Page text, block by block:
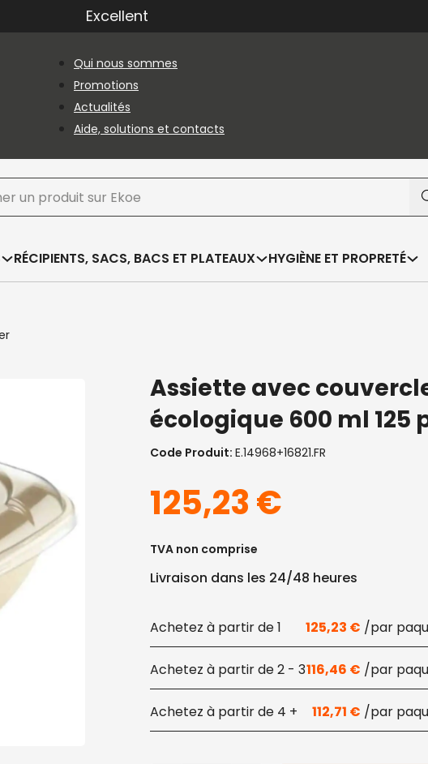
Excellent
Qui nous sommes
Promotions
Actualités
Aide, solutions et contacts
RÉCIPIENTS, SACS, BACS ET PLATEAUX HYGIÈNE ET PROPRETÉ
Assiette avec
écologique 600 ml 125
Code Produit: E.14968+16821.FR
125,23€
TVA non comprise
Livraison dans les 24/48 heures
1 125,23 €
2 - 3116,46 €
4 + 112,71 €